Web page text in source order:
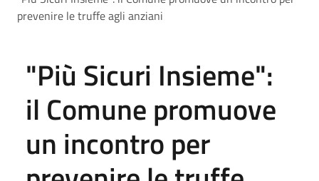
prevenire le truffe agli anziani
"Più Sicuri Insieme":
il Comune promuove
un incontro per